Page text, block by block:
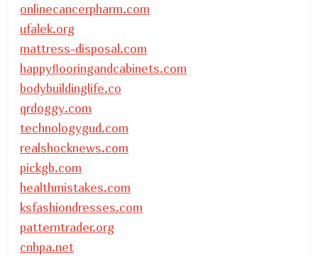
onlinecancerpharm.com
ufalek.org
mattress-disposal.com
happyflooringandcabinets.com
bodybuildinglife.co
qrdoggy.com
technologygud.com
realshocknews.com
pickgb.com
healthmistakes.com
ksfashiondresses.com
patterntrader.org
cnhpa.net